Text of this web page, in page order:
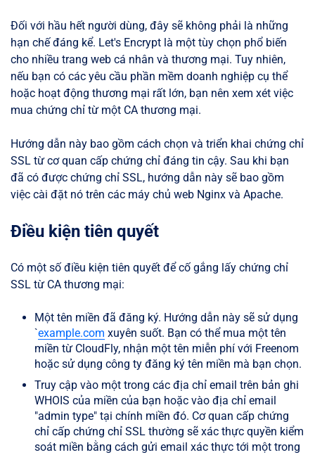
Đối với hầu hết người dùng, đây sẽ không phải là những
hạn chế đáng kể. Let's Encrypt là một tùy chọn phổ biến
cho nhiều trang web cá nhân và thương mại. Tuy nhiên,
nếu bạn có các yêu cầu phần mềm doanh nghiệp cụ thể
hoặc hoạt động thương mại rất lớn, bạn nên xem xét việc
mua chứng chỉ từ một CA thương mại.
Hướng dẫn này bao gồm cách chọn và triển khai chứng chỉ
SSL từ cơ quan cấp chứng chỉ đáng tin cậy. Sau khi bạn
đã có được chứng chỉ SSL, hướng dẫn này sẽ bao gồm
việc cài đặt nó trên các máy chủ web Nginx và Apache.
Điều kiện tiên quyết
Có một số điều kiện tiên quyết để cố gắng lấy chứng chỉ
SSL từ CA thương mại:
Một tên miền đã đăng ký. Hướng dẫn này sẽ sử dụng
`example.com xuyên suốt. Bạn có thể mua một tên
miền từ CloudFly, nhận một tên miễn phí với Freenom
hoặc sử dụng công ty đăng ký tên miền mà bạn chọn.
Truy cập vào một trong các địa chỉ email trên bản ghi
WHOIS của miền của bạn hoặc vào địa chỉ email
"admin type" tại chính miền đó. Cơ quan cấp chứng
chỉ cấp chứng chỉ SSL thường sẽ xác thực quyền kiểm
soát miền bằng cách gửi email xác thực tới một trong